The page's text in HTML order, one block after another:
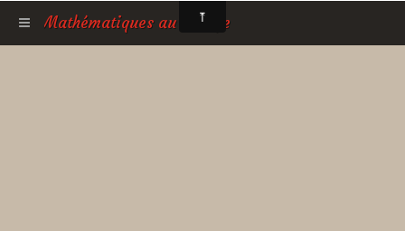
Mathématiques au collège